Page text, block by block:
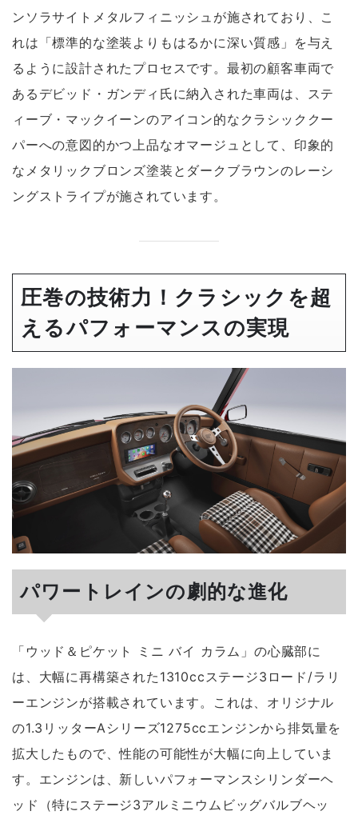
ンソラサイトメタルフィニッシュが施されており、こ
れは「標準的な塗装よりもはるかに深い質感」を与え
るように設計されたプロセスです。最初の顧客車両で
あるデビッド・ガンディ氏に納入された車両は、ステ
ィーブ・マックイーンのアイコン的なクラシッククー
パーへの意図的かつ上品なオマージュとして、印象的
なメタリックブロンズ塗装とダークブラウンのレーシ
ングストライプが施されています。
圧巻の技術力！クラシックを超
えるパフォーマンスの実現
パワートレインの劇的な進化
「ウッド＆ピケット ミニ バイ カラム」の心臓部に
は、大幅に再構築された1310ccステージ3ロード/ラリ
ーエンジンが搭載されています。これは、オリジナル
の1.3リッターAシリーズ1275ccエンジンから排気量を
拡大したもので、性能の可能性が大幅に向上していま
す。エンジンは、新しいパフォーマンスシリンダーヘ
ッド（特にステージ3アルミニウムビッグバルブヘッ